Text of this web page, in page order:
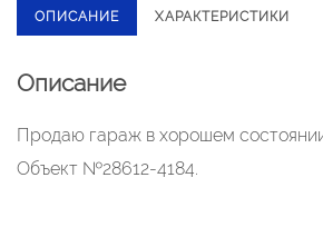
ОПИСАНИЕ ХАРАКТЕРИСТИКИ
Описание
Продаю гараж в хорошем
Объект №28612-4184.